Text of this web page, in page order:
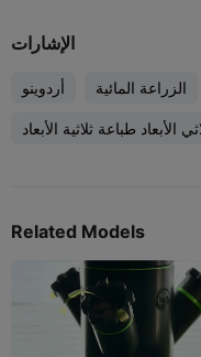
الإشارات
أردوينو الزراعة المائية
الأبعاد طباعة ثلاثية الأبعاد
Related Models